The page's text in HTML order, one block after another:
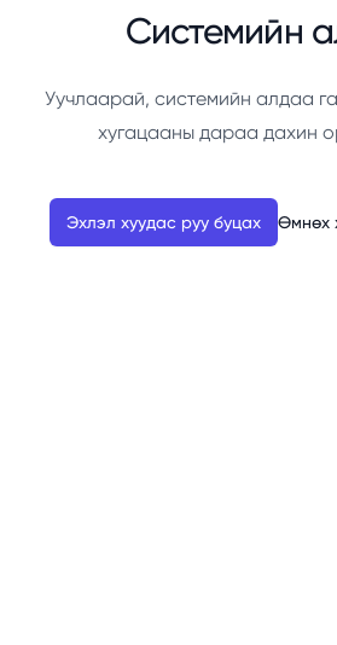
Системийн
Уучлаарай, системийн алдаа
хугацааны дараа дахин
Эхлэл хуудас руу буцах Өмнөх